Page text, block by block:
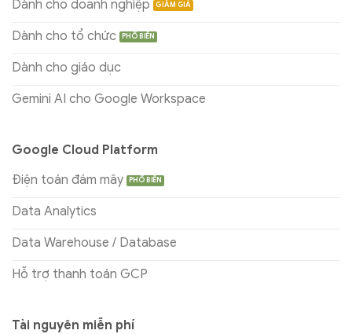
Dành cho doanh nghiệp
Dành cho tổ chức
Dành cho giáo dục
Gemini AI cho Google Workspace
Google Cloud Platform
Điện toán đám mây
Data Analytics
Data Warehouse / Database
Hỗ trợ thanh toán GCP
Tài nguyên miễn phí